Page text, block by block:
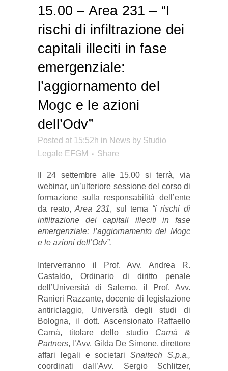
15.00 – Area 231 – “I
rischi di infiltrazione dei
capitali illeciti in fase
emergenziale:
l’aggiornamento del
Mogc e le azioni
dell’Odv”
Posted at 15:52h in News by Studio
Legale EFGM
Share
Il 24 settembre alle 15.00 si terrà, via
webinar, un’ulteriore sessione del corso di
formazione sulla responsabilità dell’ente
da reato,Area 231, sul tema “i rischi di
infiltrazione dei capitali illeciti in fase
emergenziale: l’aggiornamento del Mogc
e le azioni dell’Odv”.
Interverranno il Prof. Avv. Andrea R.
Castaldo, Ordinario di diritto penale
dell’Università di Salerno, il Prof. Avv.
Ranieri Razzante, docente di legislazione
antiriclaggio, Università degli studi di
Bologna, il dott. Ascensionato Raffaello
Carnà, titolare dello studio Carnà &
Partners, l’Avv. Gilda De Simone, direttore
affari legali e societariSnaitech S.p.a.,
coordinati dall’Avv. Sergio Schlitzer,